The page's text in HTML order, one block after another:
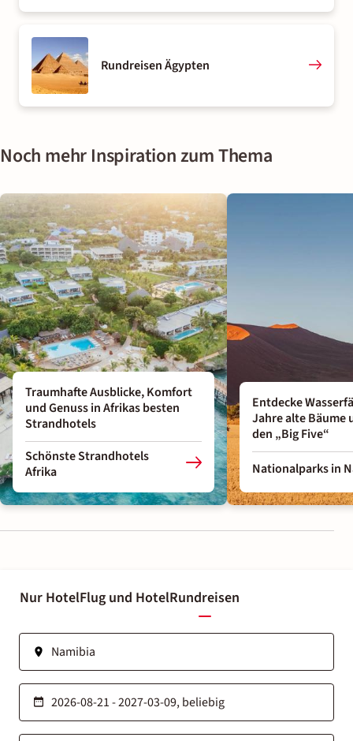
Rundreisen Ägypten
Noch mehr Inspiration zum Thema
Traumhafte Ausblicke, Komfort
und Genuss in Afrikas besten
Strandhotels
Schönste Strandhotels
Afrika
Entdecke
Jahre alte Bäume
den „Big Five“
Nationalparks in
Nur HotelFlug und HotelRundreisen